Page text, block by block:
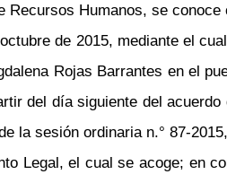
Humanos, se
de 2015, mediante el
Rojas Barrantes en el
del día siguiente del
la sesión ordinaria n.° 87-
Legal, el cual se acoge; en